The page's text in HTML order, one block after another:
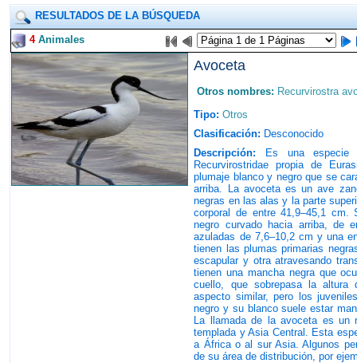
RESULTADOS DE LA BÚSQUEDA
4Animales
Avoceta
Otros nombres: Recurvirostra
Tipo: Otros
Clasificación: Desconocido
Descripción: Es una especie
Recurvirostridae propia de
plumaje blanco y negro que se
arriba. La avoceta es un ave
negras en las alas y la parte
corporal de entre 41,9–45,1 cm.
negro curvado hacia arriba, de
azuladas de 7,6–10,2 cm y una
tienen las plumas primarias
escapular y otra atravesando
tienen una mancha negra que
cuello, que sobrepasa la
aspecto similar, pero los
negro y su blanco suele estar
La llamada de la avoceta es un
templada y Asia Central. Esta
a África o al sur Asia. Algunos
de su área de distribución, por